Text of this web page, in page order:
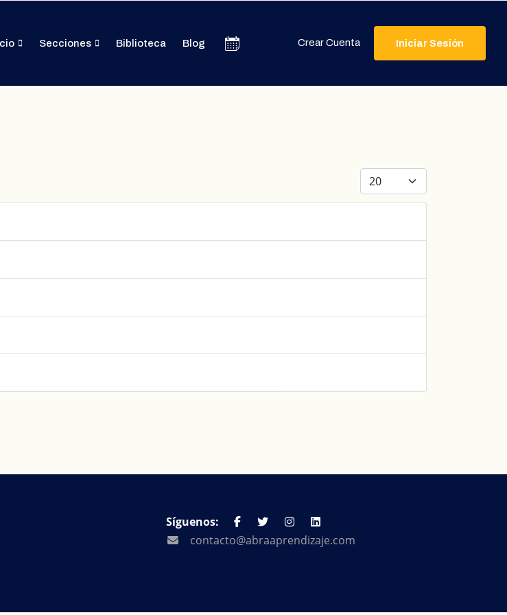
Secciones Biblioteca Blog Crear Cuenta Iniciar Sesión
Cantidad a mostrar
Síguenos:
contacto@abraaprendizaje.com